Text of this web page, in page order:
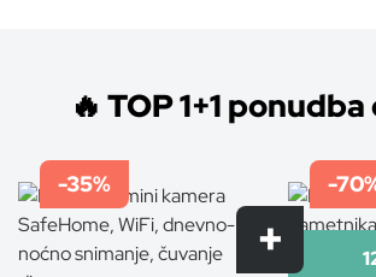
🔥 TOP 1+1
-35% -